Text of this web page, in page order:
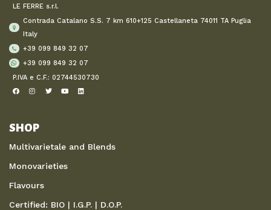
LE FERRE s.r.l.
Contrada Catalano S.S. 7 km 610+125 Castellaneta 74011 TA Puglia
Italy
+39 099 849 32 07
+39 099 849 32 07
P.IVA e C.F.: 02744530730
SHOP
Multivarietale and Blends
Monovarieties
Flavours
Certified: BIO | I.G.P. | D.O.P.